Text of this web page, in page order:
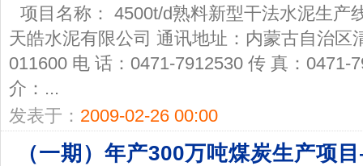
项目名称： 4500t/d熟料新型干法水泥生产
天皓水泥有限公司 通讯地址：内蒙古自治区
011600 电 话：0471-7912530 传 真：0471-
介：...
发表于： 2009-02-26 00:00
（一期）年产300万吨煤炭生产